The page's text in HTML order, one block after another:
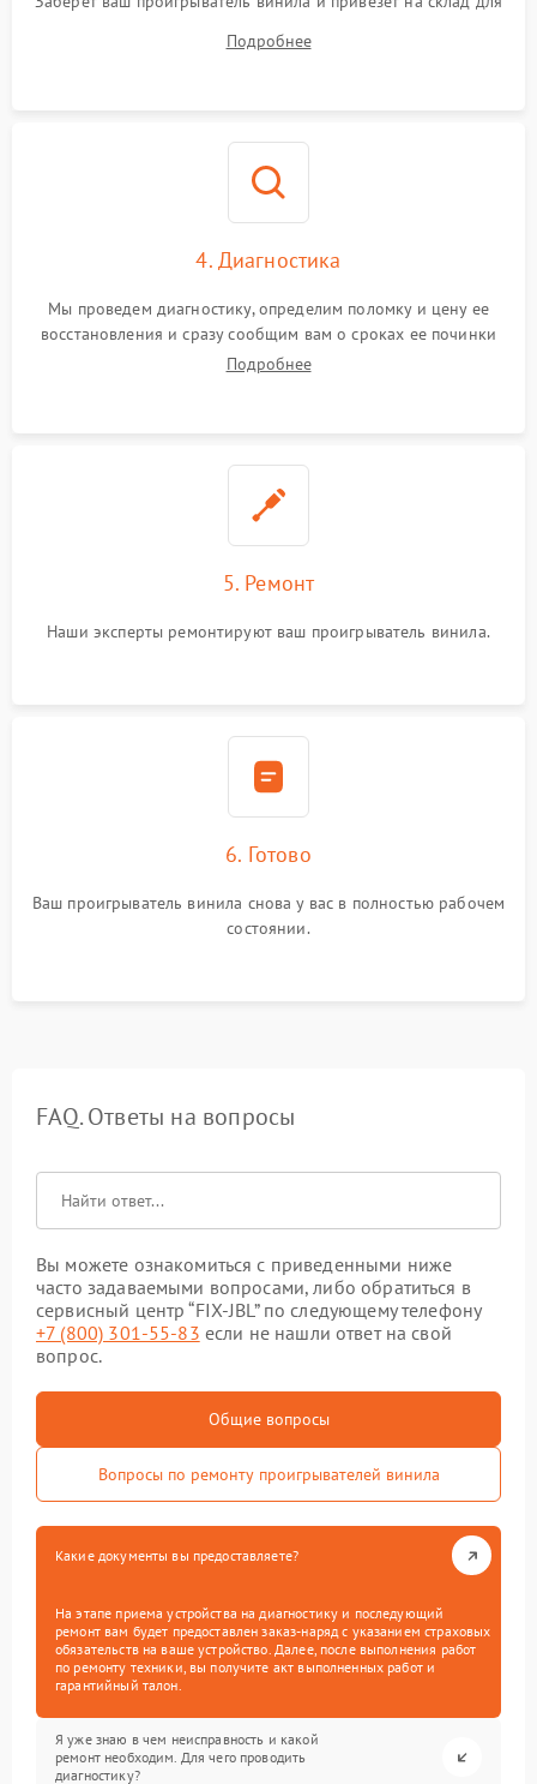
Подробнее
4. Диагностика
Мы проведем диагностику, определим поломку и цену ее
восстановления и сразу сообщим вам о сроках ее починки
Подробнее
5. Ремонт
Наши эксперты ремонтируют ваш проигрыватель винила.
6. Готово
Ваш проигрыватель винила снова у вас в полностью рабочем
состоянии.
FAQ. Ответы на вопросы
Вы можете ознакомиться с приведенными ниже
часто задаваемыми вопросами, либо обратиться в
сервисный центр “FIX-JBL” по следующему телефону
+7 (800) 301-55-83 если не нашли ответ на свой
вопрос.
Общие вопросы
Вопросы по ремонту проигрывателей винила
Какие документы вы предоставляете?
На этапе приема устройства на диагностику и последующий
ремонт вам будет предоставлен заказ-наряд с указанием страховых
обязательств на ваше устройство. Далее, после выполнения работ
по ремонту техники, вы получите акт выполненных работ и
гарантийный талон.
Я уже знаю в чем неисправность и какой
ремонт необходим. Для чего проводить
диагностику?